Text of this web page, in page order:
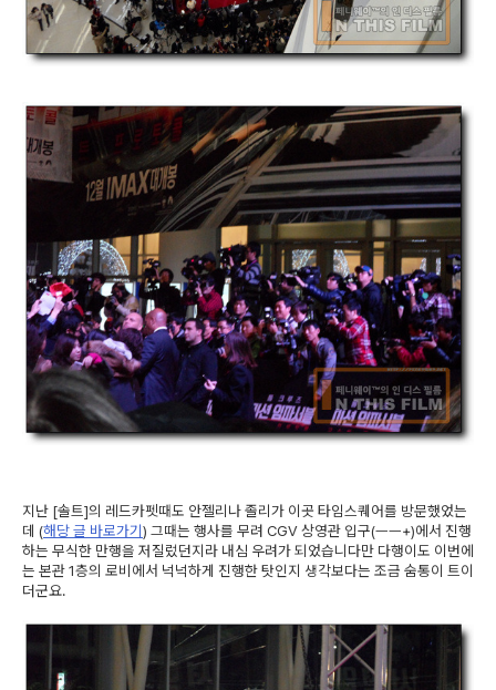
지난 [솔트]의 레드카펫때도 안젤리나 졸리가 이곳 타임스퀘어를 방문했었는
데 (해당 글 바로가기) 그때는 행사를 무려 CGV 상영관 입구(ㅡㅡ+)에서 진행
하는 무식한 만행을 저질렀던지라 내심 우려가 되었습니다만 다행이도 이번에
는 본관 1층의 로비에서 넉넉하게 진행한 탓인지 생각보다는 조금 숨통이 트이
더군요.